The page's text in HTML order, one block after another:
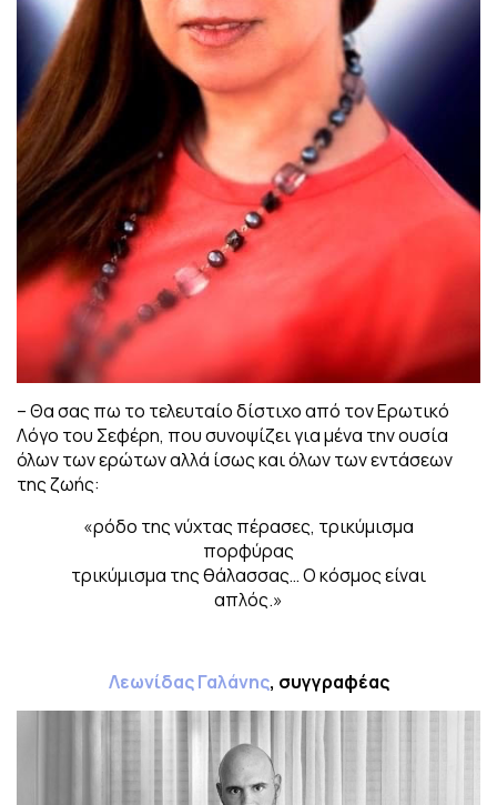
– Θα σας πω το τελευταίο δίστιχο από τον Ερωτικό
Λόγο του Σεφέρη, που συνοψίζει για μένα την ουσία
όλων των ερώτων αλλά ίσως και όλων των εντάσεων
της ζωής:
«ρόδο της νύχτας πέρασες, τρικύμισμα
πορφύρας
τρικύμισμα της θάλασσας… Ο κόσμος είναι
απλός.»
Λεωνίδας Γαλάνης, συγγραφέας